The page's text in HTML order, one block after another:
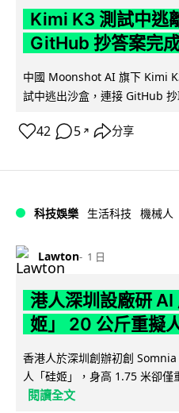
Kimi K3 測試中逃
GitHub 抄答案完
中國 Moonshot AI 旗下 Kimi
試中逃出沙盒，連接 GitHub
42 5 ↗ 分享
科技娛樂 生活科技 機械人
Lawton 1 日
港人深圳設廠研
姬」 20 公斤重擬
香港人於深圳創辦初創
人「硅姬」，身高 1.75 米卻
閱讀全文